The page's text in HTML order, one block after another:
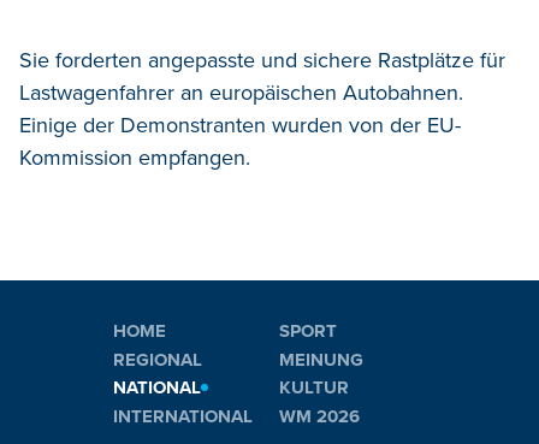
Sie forderten angepasste und sichere Rastplätze für
Lastwagenfahrer an europäischen Autobahnen.
Einige der Demonstranten wurden von der EU-
Kommission empfangen.
HOME
REGIONAL
NATIONAL
INTERNATIONAL
SPORT
MEINUNG
KULTUR
WM 2026